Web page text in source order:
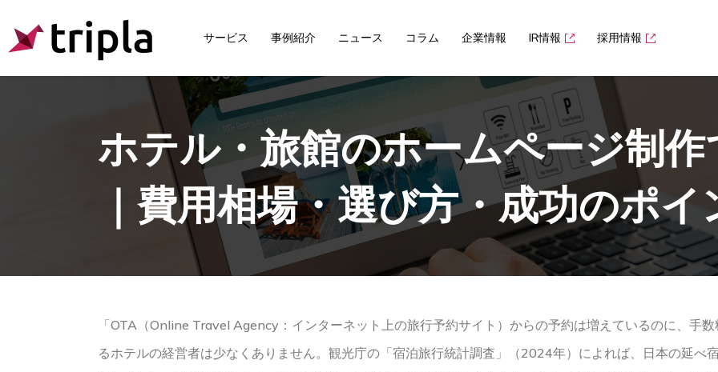
サービス 事例紹介 ニュース コラム 企業情報 IR情報 採用情報
ホテル・旅館のホームページ制
｜費用相場・選び方・成功のポイ
「OTA（Online Travel Agency：インターネット上の旅行予約サイト）からの予約は増えているのに、
るホテルの経営者は少なくありません。観光庁の「宿泊旅行統計調査」（2024年）によれば、日本の延べ